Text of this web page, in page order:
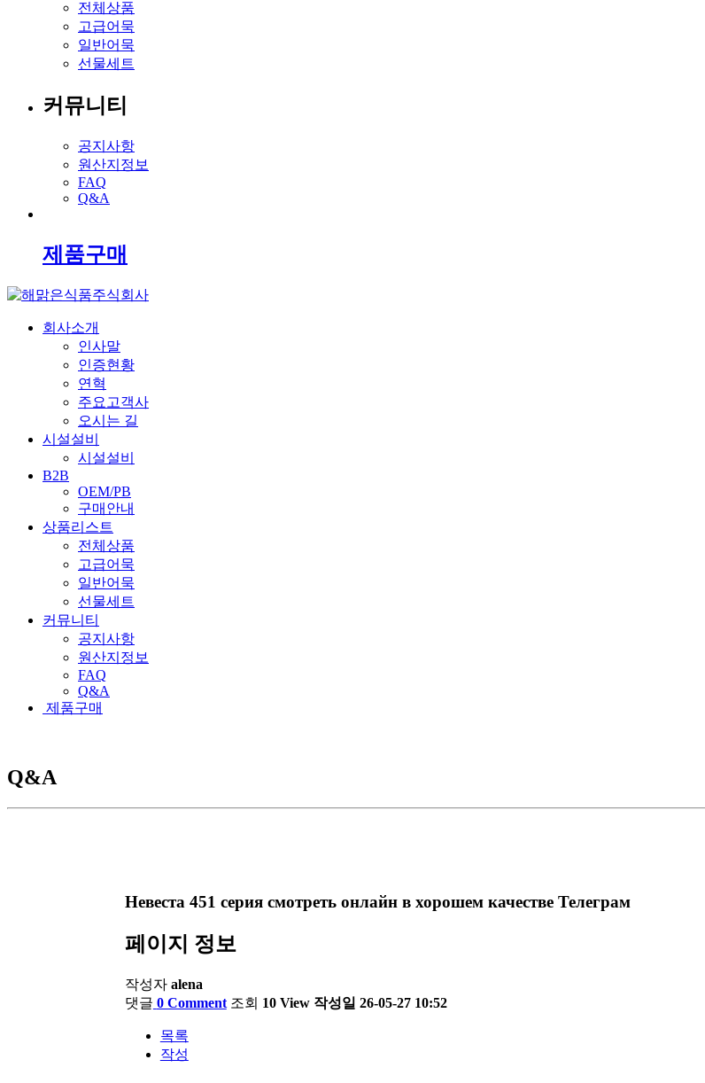
전체상품
고급어묵
일반어묵
선물세트
커뮤니티
공지사항
원산지정보
FAQ
Q&A
제품구매
회사소개
인사말
인증현황
연혁
주요고객사
오시는 길
시설설비
시설설비
B2B
OEM/PB
구매안내
상품리스트
전체상품
고급어묵
일반어묵
선물세트
커뮤니티
공지사항
원산지정보
FAQ
Q&A
제품구매
Q&A
Невеста 451 серия смотреть онлайн в хорошем качестве Телеграм
페이지 정보
작성자 alena
댓글 0 Comment 조회 10 View 작성일 26-05-27 10:52
목록
작성